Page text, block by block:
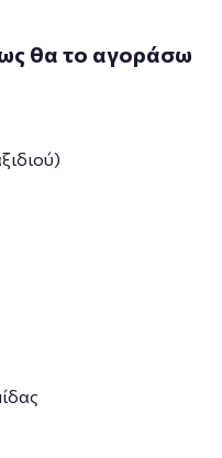
θα το αγοράσω